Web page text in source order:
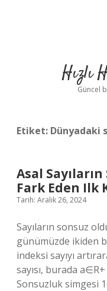
Hızlı
Güncel
Etiket: Dünyadaki
Asal
Fark Eden Ilk
Tarih: Aralık 26, 2024
Sayıların sonsuz
günümüzde ikiden
indeksi sayıyı
sayısı, burada
Sonsuzluk simgesi